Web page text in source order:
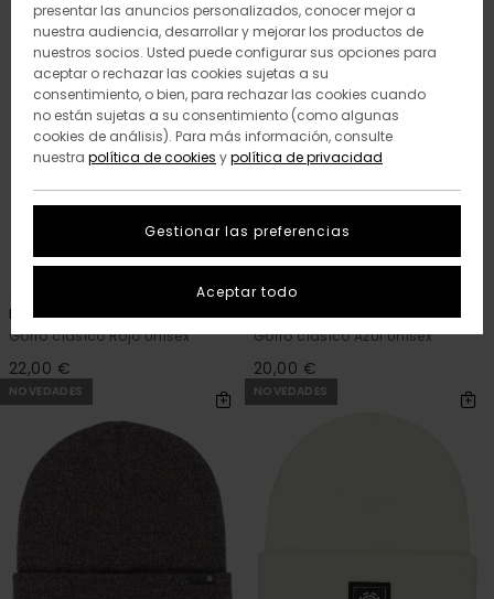
búsqueda
High Icon
Gorro clásico Rojo Unisex
22,00 €
Mid Icon
Gorro clásico Azul Unisex
20,00 €
NOVEDADES NOVEDADES
presentar las anuncios personalizados, conocer mejor a
nuestra audiencia, desarrollar y mejorar los productos de
nuestros socios. Usted puede configurar sus opciones para
aceptar o rechazar las cookies sujetas a su
consentimiento, o bien, para rechazar las cookies cuando
no están sujetas a su consentimiento (como algunas
cookies de análisis). Para más información, consulte
nuestra política de cookies ypolítica de privacidad
Gestionar las preferencias
Aceptar todo